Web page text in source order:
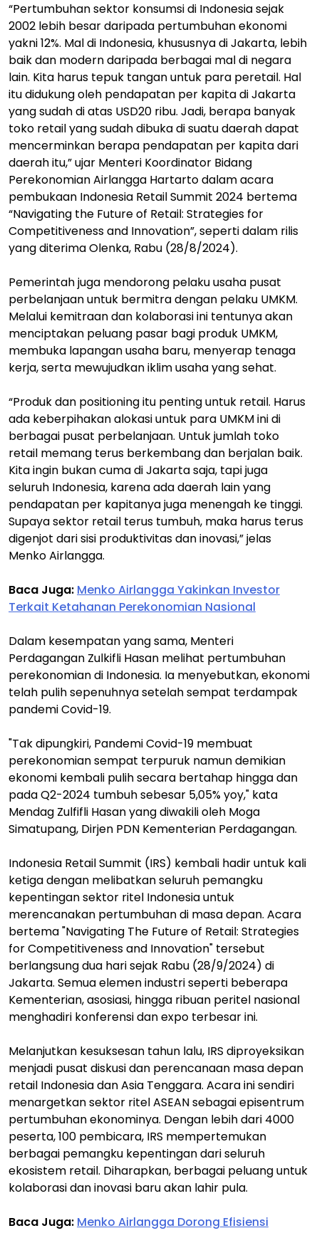
“Pertumbuhan sektor konsumsi di Indonesia sejak
2002 lebih besar daripada pertumbuhan ekonomi
yakni 12%. Mal di Indonesia, khususnya di Jakarta, lebih
baik dan modern daripada berbagai mal di negara
lain. Kita harus tepuk tangan untuk para peretail. Hal
itu didukung oleh pendapatan per kapita di Jakarta
yang sudah di atas USD20 ribu. Jadi, berapa banyak
toko retail yang sudah dibuka di suatu daerah dapat
mencerminkan berapa pendapatan per kapita dari
daerah itu,” ujar Menteri Koordinator Bidang
Perekonomian Airlangga Hartarto dalam acara
pembukaan Indonesia Retail Summit 2024 bertema
“Navigating the Future of Retail: Strategies for
Competitiveness and Innovation”, seperti dalam rilis
yang diterima Olenka, Rabu (28/8/2024).
Pemerintah juga mendorong pelaku usaha pusat
perbelanjaan untuk bermitra dengan pelaku UMKM.
Melalui kemitraan dan kolaborasi ini tentunya akan
menciptakan peluang pasar bagi produk UMKM,
membuka lapangan usaha baru, menyerap tenaga
kerja, serta mewujudkan iklim usaha yang sehat.
“Produk dan positioning itu penting untuk retail. Harus
ada keberpihakan alokasi untuk para UMKM ini di
berbagai pusat perbelanjaan. Untuk jumlah toko
retail memang terus berkembang dan berjalan baik.
Kita ingin bukan cuma di Jakarta saja, tapi juga
seluruh Indonesia, karena ada daerah lain yang
pendapatan per kapitanya juga menengah ke tinggi.
Supaya sektor retail terus tumbuh, maka harus terus
digenjot dari sisi produktivitas dan inovasi,” jelas
Menko Airlangga.
Baca Juga: Menko Airlangga Yakinkan Investor
Terkait Ketahanan Perekonomian Nasional
Dalam kesempatan yang sama, Menteri
Perdagangan Zulkifli Hasan melihat pertumbuhan
perekonomian di Indonesia. Ia menyebutkan, ekonomi
telah pulih sepenuhnya setelah sempat terdampak
pandemi Covid-19.
"Tak dipungkiri, Pandemi Covid-19 membuat
perekonomian sempat terpuruk namun demikian
ekonomi kembali pulih secara bertahap hingga dan
pada Q2-2024 tumbuh sebesar 5,05% yoy," kata
Mendag Zulfifli Hasan yang diwakili oleh Moga
Simatupang, Dirjen PDN Kementerian Perdagangan.
Indonesia Retail Summit (IRS) kembali hadir untuk kali
ketiga dengan melibatkan seluruh pemangku
kepentingan sektor ritel Indonesia untuk
merencanakan pertumbuhan di masa depan. Acara
bertema "Navigating The Future of Retail: Strategies
for Competitiveness and Innovation" tersebut
berlangsung dua hari sejak Rabu (28/9/2024) di
Jakarta. Semua elemen industri seperti beberapa
Kementerian, asosiasi, hingga ribuan peritel nasional
menghadiri konferensi dan expo terbesar ini.
Melanjutkan kesuksesan tahun lalu, IRS diproyeksikan
menjadi pusat diskusi dan perencanaan masa depan
retail Indonesia dan Asia Tenggara. Acara ini sendiri
menargetkan sektor ritel ASEAN sebagai episentrum
pertumbuhan ekonominya. Dengan lebih dari 4000
peserta, 100 pembicara, IRS mempertemukan
berbagai pemangku kepentingan dari seluruh
ekosistem retail. Diharapkan, berbagai peluang untuk
kolaborasi dan inovasi baru akan lahir pula.
Baca Juga: Menko Airlangga Dorong Efisiensi